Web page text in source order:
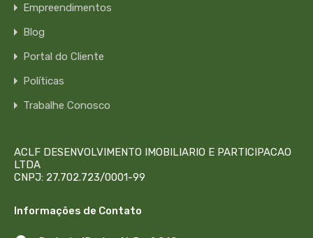
Empreendimentos
Blog
Portal do Cliente
Políticas
Trabalhe Conosco
ACLF DESENVOLVIMENTO IMOBILIARIO E PARTICIPACAO
LTDA
CNPJ: 27.702.723/0001-99
Informações de Contato